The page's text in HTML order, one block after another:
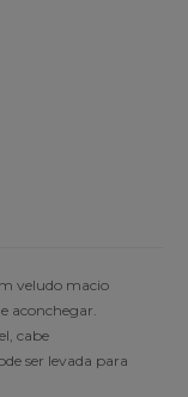
veludo macio
aconchegar.
cabe
ser levada para